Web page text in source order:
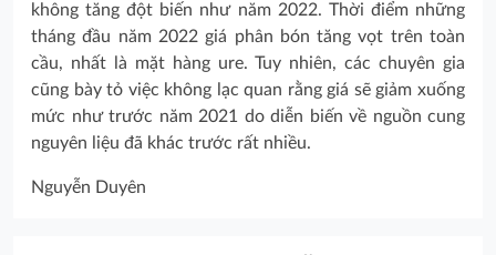
không tăng đột biến như năm 2022. Thời điểm những
tháng đầu năm 2022 giá phân bón tăng vọt trên toàn
cầu, nhất là mặt hàng ure. Tuy nhiên, các chuyên gia
cũng bày tỏ việc không lạc quan rằng giá sẽ giảm xuống
mức như trước năm 2021 do diễn biến về nguồn cung
nguyên liệu đã khác trước rất nhiều.
Nguyễn Duyên